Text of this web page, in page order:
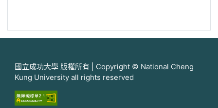
國立成功大學 版權所有 | Copyright © National Cheng
Kung University all rights reserved